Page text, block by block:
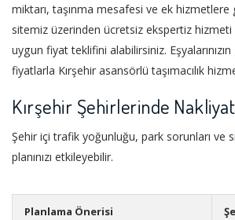
miktarı, taşınma mesafesi ve ek hizmetlere
sitemiz üzerinden ücretsiz ekspertiz hizmeti
uygun fiyat teklifini alabilirsiniz.
fiyatlarla Kırşehir asansörlü taşımacılık
Kırşehir Şehirlerinde
Şehir içi trafik yoğunluğu, park sorunları ve
planınızı etkileyebilir.
Planlama Önerisi